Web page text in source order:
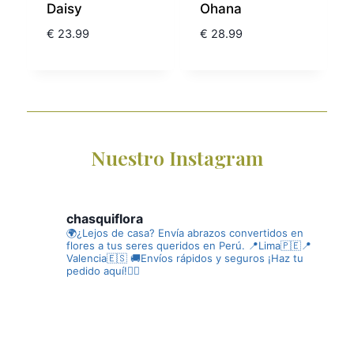
Daisy
€ 23.99
Ohana
€ 28.99
Nuestro Instagram
chasquiflora
🌍¿Lejos de casa? Envía abrazos convertidos en
flores a tus seres queridos en Perú. 📍Lima🇵🇪📍
Valencia🇪🇸 🚚Envíos rápidos y seguros ¡Haz tu
pedido aquí!👇🏼